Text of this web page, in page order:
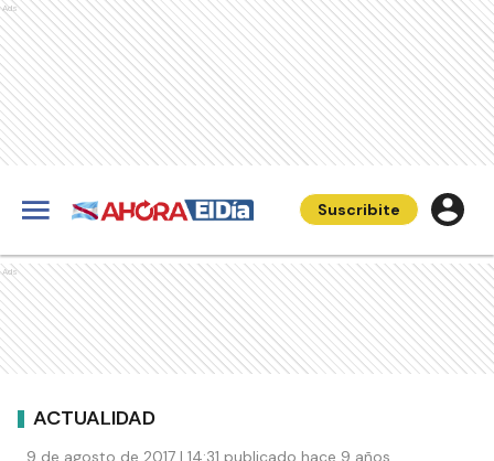
Ads
Suscribite
Ads
ACTUALIDAD
9 de agosto de 2017 | 14:31 publicado hace 9 años